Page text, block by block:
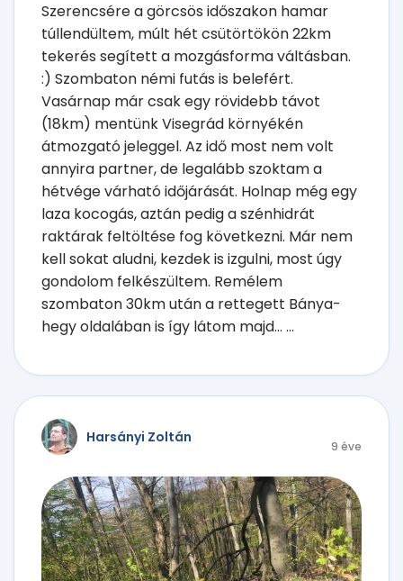
Szerencsére a görcsös időszakon hamar
túllendültem, múlt hét csütörtökön 22km
tekerés segített a mozgásforma váltásban.
:) Szombaton némi futás is belefért.
Vasárnap már csak egy rövidebb távot
(18km) mentünk Visegrád környékén
átmozgató jeleggel. Az idő most nem volt
annyira partner, de legalább szoktam a
hétvége várható időjárását. Holnap még egy
laza kocogás, aztán pedig a szénhidrát
raktárak feltöltése fog következni. Már nem
kell sokat aludni, kezdek is izgulni, most úgy
gondolom felkészültem. Remélem
szombaton 30km után a rettegett Bánya-
hegy oldalában is így látom majd... ...
Harsányi Zoltán
9 éve